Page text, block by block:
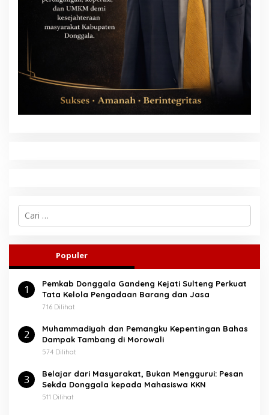
C
i
n
u
k
Populer
1
Pemkab Donggala Gandeng Kejati Sulteng Perkuat
Tata Kelola Pengadaan Barang dan Jasa
716 Dilihat
2
Muhammadiyah dan Pemangku Kepentingan Bahas
Dampak Tambang di Morowali
574 Dilihat
3
Belajar dari Masyarakat, Bukan Menggurui: Pesan
Sekda Donggala kepada Mahasiswa KKN
511 Dilihat